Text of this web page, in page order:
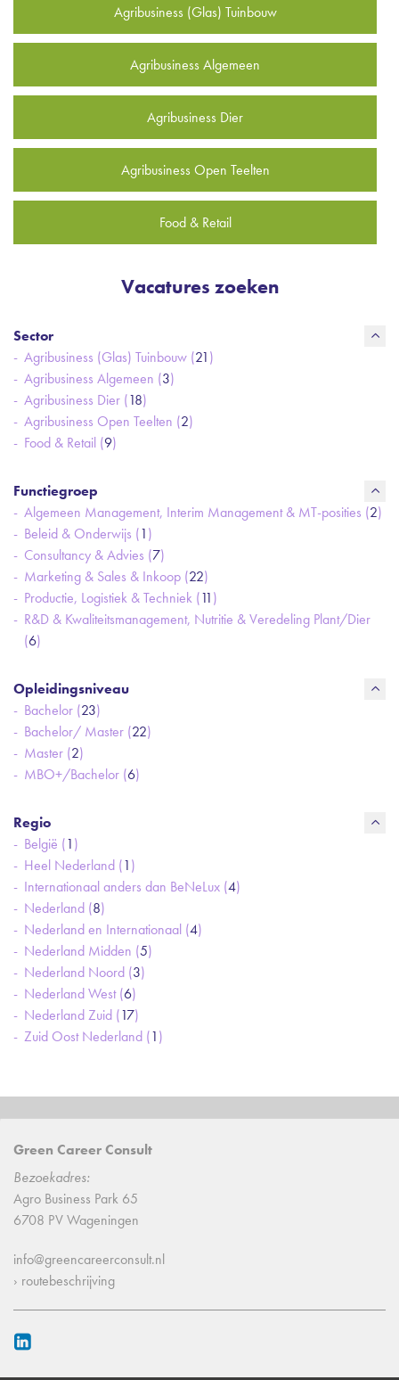
Agribusiness (Glas) Tuinbouw
Agribusiness Algemeen
Agribusiness Dier
Agribusiness Open Teelten
Food & Retail
Vacatures zoeken
Sector
Agribusiness (Glas) Tuinbouw (21)
Agribusiness Algemeen (3)
Agribusiness Dier (18)
Agribusiness Open Teelten (2)
Food & Retail (9)
Functiegroep
Algemeen Management, Interim Management & MT-posities (2)
Beleid & Onderwijs (1)
Consultancy & Advies (7)
Marketing & Sales & Inkoop (22)
Productie, Logistiek & Techniek (11)
R&D & Kwaliteitsmanagement, Nutritie & Veredeling Plant/Dier
(6)
Opleidingsniveau
Bachelor (23)
Bachelor/ Master (22)
Master (2)
MBO+/Bachelor (6)
Regio
België (1)
Heel Nederland (1)
Internationaal anders dan BeNeLux (4)
Nederland (8)
Nederland en Internationaal (4)
Nederland Midden (5)
Nederland Noord (3)
Nederland West (6)
Nederland Zuid (17)
Zuid Oost Nederland (1)
Green Career Consult
Bezoekadres:
Agro Business Park 65
6708 PV Wageningen
info@greencareerconsult.nl
› routebeschrijving